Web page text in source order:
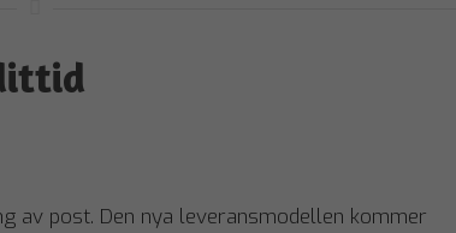
av post. Den nya leveransmodellen kommer